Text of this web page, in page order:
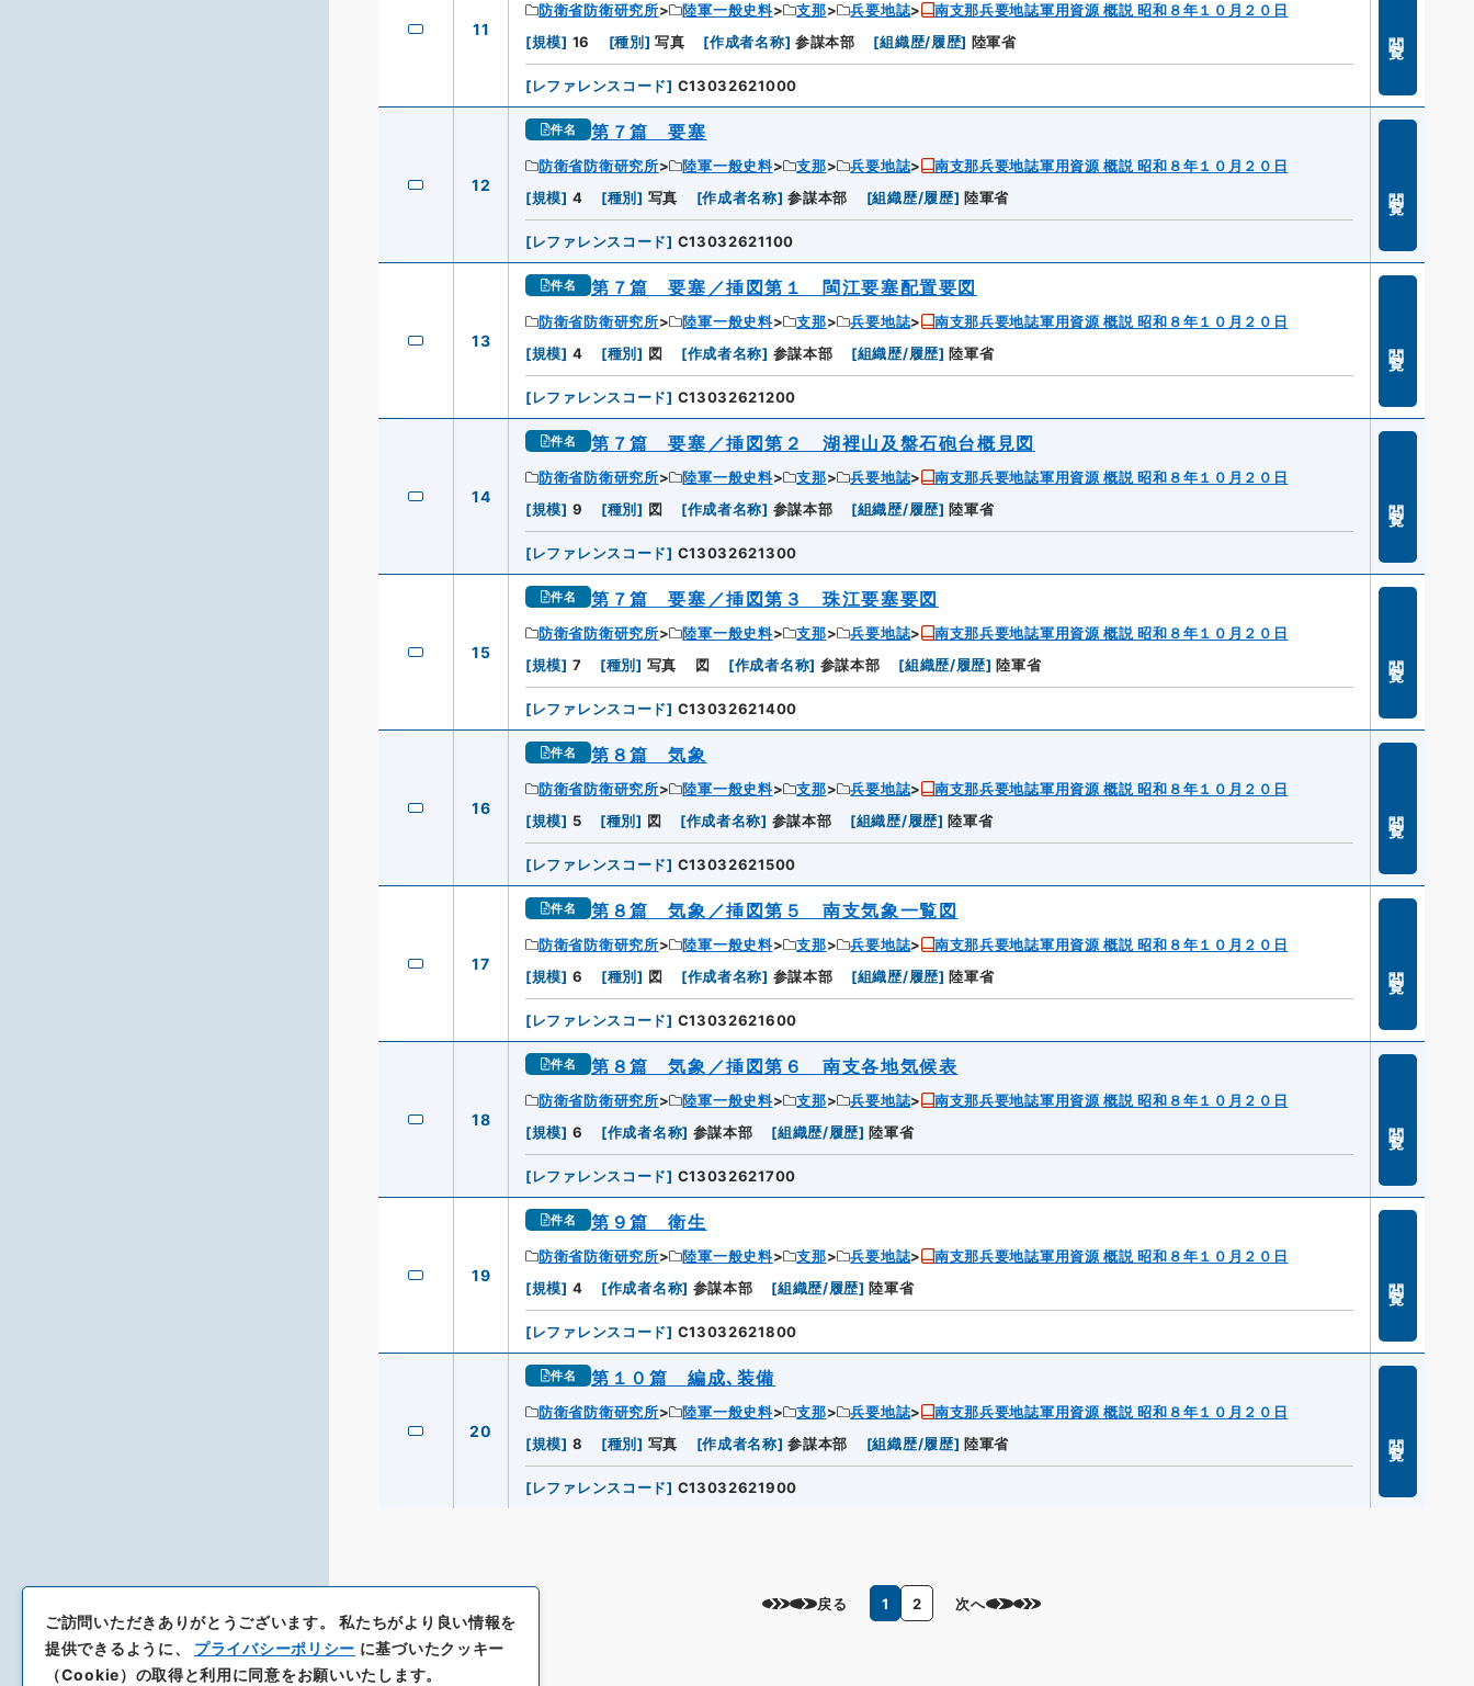
11
防衛省防衛研究所 陸軍一般史料 支那 兵要地誌
南支那兵要地誌軍用資源 概説 昭和８年１０月２０日
[規模] 16 [種別 ] 写真 [作成者名称] 参謀本部 [組織歴/履歴] 陸軍省
[レファレンスコード] C13032621000
12
件名 第７篇 要塞
防衛省防衛研究所 陸軍一般史料 支那 兵要地誌
南支那兵要地誌軍用資源 概説 昭和８年１０月２０日
[規模] 4 [種別] 写真 [作成者名称] 参謀本部 [組織歴/履歴] 陸軍省
[レファレンスコード] C13032621100
13
件名 第７篇 要塞／挿図第１ 閩江要塞配置要図
防衛省防衛研究所 陸軍一般史料 支那 兵要地誌
南支那兵要地誌軍用資源 概説 昭和８年１０月２０日
[規模] 4 [種別] 図 [作成者名称] 参謀本部 [組織歴/履歴] 陸軍省
[レファレンスコード] C13032621200
14
件名 第７篇 要塞／挿図第２ 湖裡山及盤石砲台概見図
防衛省防衛研究所 陸軍一般史料 支那 兵要地誌
南支那兵要地誌軍用資源 概説 昭和８年１０月２０日
[規模] 9 [種別] 図 [作成者名称] 参謀本部 [組織歴/履歴] 陸軍省
[レファレンスコード] C13032621300
15
件名 第７篇 要塞／挿図第３ 珠江要塞要図
防衛省防衛研究所 陸軍一般史料 支那 兵要地誌
南支那兵要地誌軍用資源 概説 昭和８年１０月２０日
[規模] 7 [種別] 写真 図 [作成者名称] 参謀本部 [組織歴/履歴] 陸軍省
[レファレンスコード] C13032621400
16
件名 第８篇 気象
防衛省防衛研究所 陸軍一般史料 支那 兵要地誌
南支那兵要地誌軍用資源 概説 昭和８年１０月２０日
[規模] 5 [種別] 図 [作成者名称] 参謀本部 [組織歴/履歴] 陸軍省
[レファレンスコード] C13032621500
17
件名 第８篇 気象／挿図第５ 南支気象一覧図
防衛省防衛研究所 陸軍一般史料 支那 兵要地誌
南支那兵要地誌軍用資源 概説 昭和８年１０月２０日
[規模] 6 [種別] 図 [作成者名称] 参謀本部 [組織歴/履歴] 陸軍省
[レファレンスコード] C13032621600
18
件名 第８篇 気象／挿図第６ 南支各地気候表
防衛省防衛研究所 陸軍一般史料 支那 兵要地誌
南支那兵要地誌軍用資源 概説 昭和８年１０月２０日
[規模] 6 [作成者名称] 参謀本部 [組織歴/履歴] 陸軍省
[レファレンスコード] C13032621700
19
件名 第９篇 衛生
防衛省防衛研究所 陸軍一般史料 支那 兵要地誌
南支那兵要地誌軍用資源 概説 昭和８年１０月２０日
[規模] 4 [作成者名称] 参謀本部 [組織歴/履歴] 陸軍省
[レファレンスコード] C13032621800
20
件名 第１０篇 編成､装備
防衛省防衛研究所 陸軍一般史料 支那 兵要地誌
南支那兵要地誌軍用資源 概説 昭和８年１０月２０日
[規模] 8 [種別] 写真 [作成者名称] 参謀本部 [組織歴/履歴] 陸軍省
[レファレンスコード] C13032621900
戻る 1 2 次へ
ご訪問いただきありがとうございます。私たちがより良い情報を
提供できるように、 プライバシーポリシー に基づいたクッキー
（Cookie）の取得と利用に同意をお願いいたします。